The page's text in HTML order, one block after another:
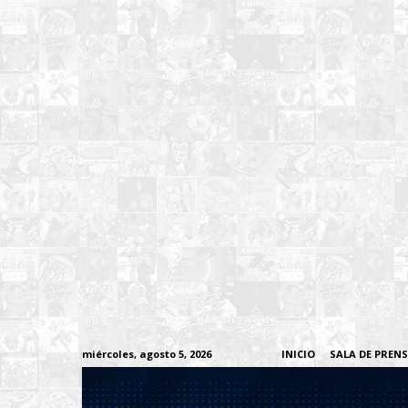
miércoles, agosto 5, 2026 INICIO SALA DE